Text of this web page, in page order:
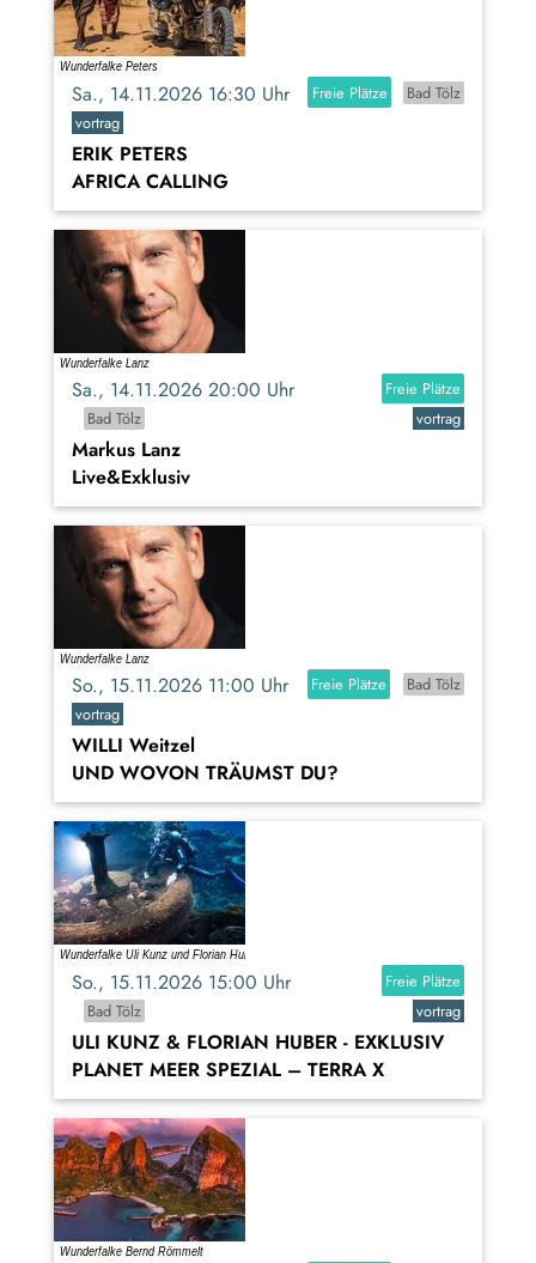
Sa., 14.11.2026 16:30 Uhr Freie Plätze
Bad Tölz
vortrag
ERIK PETERS
AFRICA CALLING
Sa., 14.11.2026 20:00 Uhr
Freie Plätze
Bad Tölz
vortrag
Markus Lanz
Live&Exklusiv
So., 15.11.2026 11:00 Uhr Freie Plätze
Bad Tölz
vortrag
WILLI Weitzel
UND WOVON TRÄUMST DU?
So., 15.11.2026 15:00 Uhr
Freie Plätze
Bad Tölz
vortrag
ULI KUNZ & FLORIAN HUBER - EXKLUSIV
PLANET MEER SPEZIAL – TERRA X